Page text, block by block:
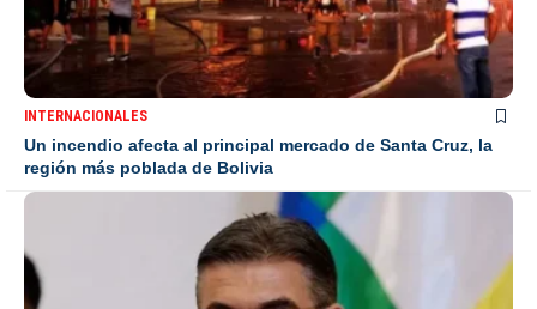
INTERNACIONALES
Un incendio afecta al principal mercado de Santa Cruz, la
región más poblada de Bolivia